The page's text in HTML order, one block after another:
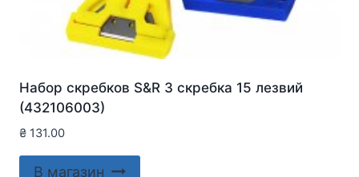
Набор скребков S&R 3 скребка 15 лезвий
(432106003)
₴ 131.00
В магазин